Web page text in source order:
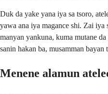
Duk da yake yana iya sa tsoro,
yawa ana iya magance shi. Zai iya
manyan yankuna, kuma mutane
sanin hakan ba, musamman
Menene alamun